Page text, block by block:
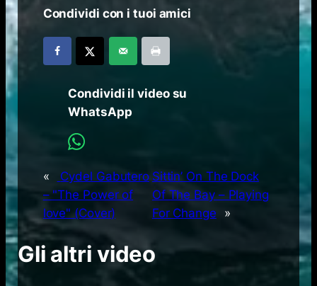
Condividi con i tuoi amici
Condividi il video su
WhatsApp
«
Cydel Gabutero
– "The Power of
love" (Cover)
Sittin’ On The Dock
Of The Bay – Playing
For Change
»
Gli altri video